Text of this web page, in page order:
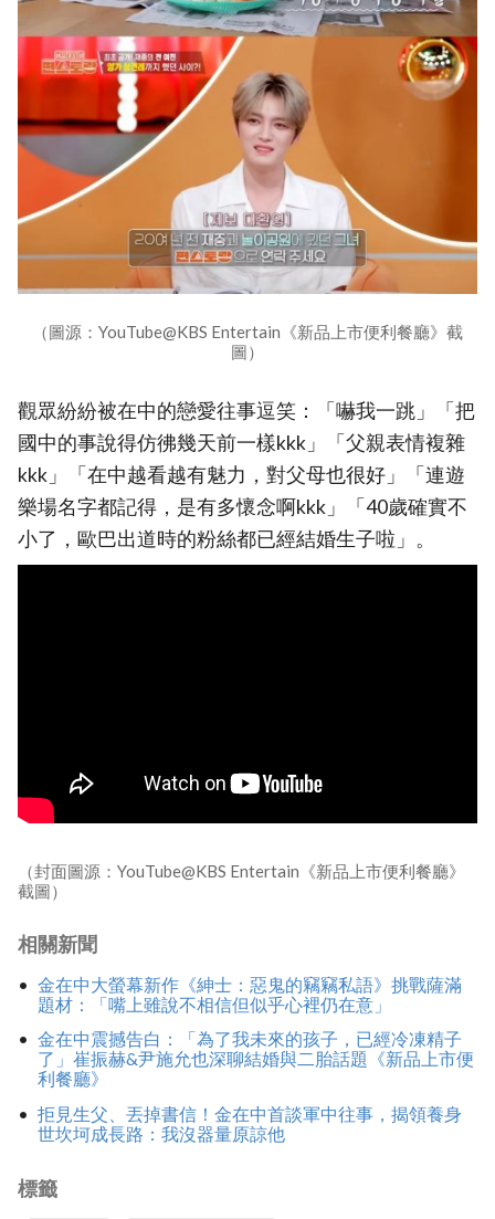
（圖源：YouTube@KBS Entertain《新品上市便利餐廳》截
圖）
觀眾紛紛被在中的戀愛往事逗笑：「嚇我一跳」「把
國中的事說得仿彿幾天前一樣kkk」「父親表情複雜
kkk」「在中越看越有魅力，對父母也很好」「連遊
樂場名字都記得，是有多懷念啊kkk」「40歲確實不
小了，歐巴出道時的粉絲都已經結婚生子啦」。
（封面圖源：YouTube@KBS Entertain《新品上市便利餐廳》
截圖）
相關新聞
金在中大螢幕新作《紳士：惡鬼的竊竊私語》挑戰薩滿
題材：「嘴上雖說不相信但似乎心裡仍在意」
金在中震撼告白：「為了我未來的孩子，已經冷凍精子
了」崔振赫&尹施允也深聊結婚與二胎話題《新品上市便
利餐廳》
拒見生父、丟掉書信！金在中首談軍中往事，揭領養身
世坎坷成長路：我沒器量原諒他
標籤